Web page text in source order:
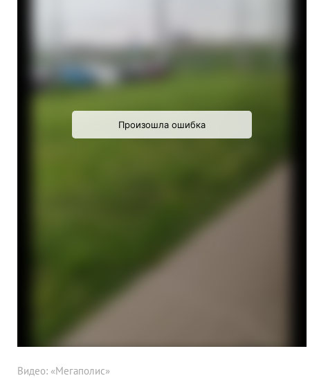
Видео: «Мегаполис»